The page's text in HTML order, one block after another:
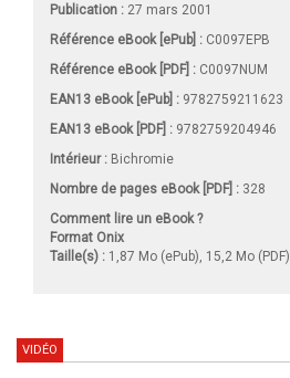
Publication : 27 mars 2001
Référence eBook [ePub] : C0097EPB
Référence eBook [PDF] : C0097NUM
EAN13 eBook [ePub] : 9782759211623
EAN13 eBook [PDF] : 9782759204946
Intérieur : Bichromie
Nombre de pages eBook [PDF] : 328
Comment lire un eBook ?
Format Onix
Taille(s) : 1,87 Mo (ePub), 15,2 Mo (PDF)
VIDÉO